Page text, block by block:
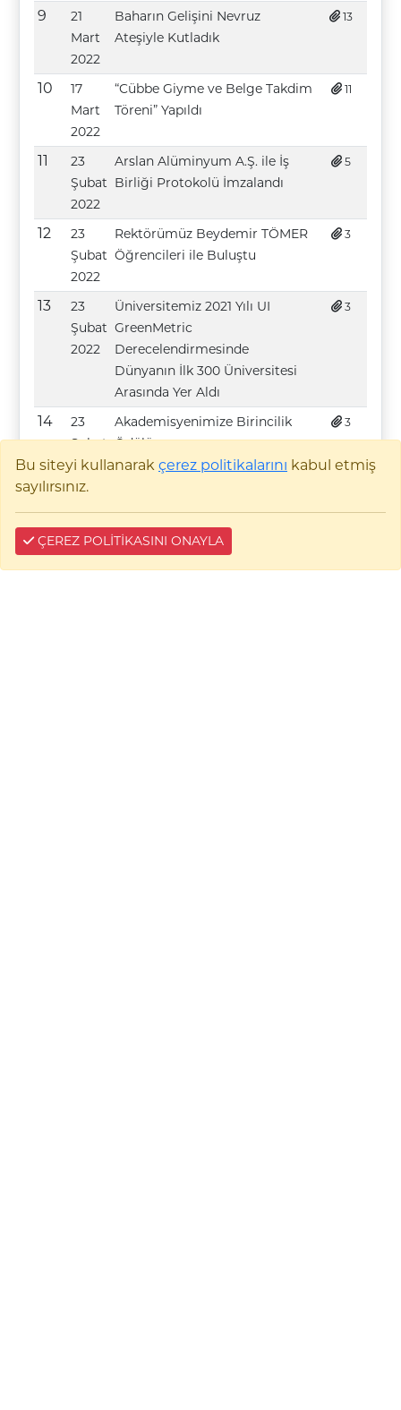
9
21
Mart
2022
Baharın Gelişini Nevruz
Ateşiyle Kutladık
13
10
17
Mart
2022
“Cübbe Giyme ve Belge Takdim
Töreni” Yapıldı
11
11
23
Şubat
2022
Arslan Alüminyum A.Ş. ile İş
Birliği Protokolü İmzalandı
5
12
23
Şubat
2022
Rektörümüz Beydemir TÖMER
Öğrencileri ile Buluştu
3
13
23
Şubat
2022
Üniversitemiz 2021 Yılı UI
GreenMetric
Derecelendirmesinde
Dünyanın İlk 300 Üniversitesi
Arasında Yer Aldı
3
14
23
Şubat
2022
Akademisyenimize Birincilik
Ödülü
3
15
23
Şubat
2022
Protokolü İmzalandı
Bu siteyi kullanarak çerez politikalarını kabul etmiş
sayılırsınız.
ÇEREZ POLİTİKASINI ONAYLA